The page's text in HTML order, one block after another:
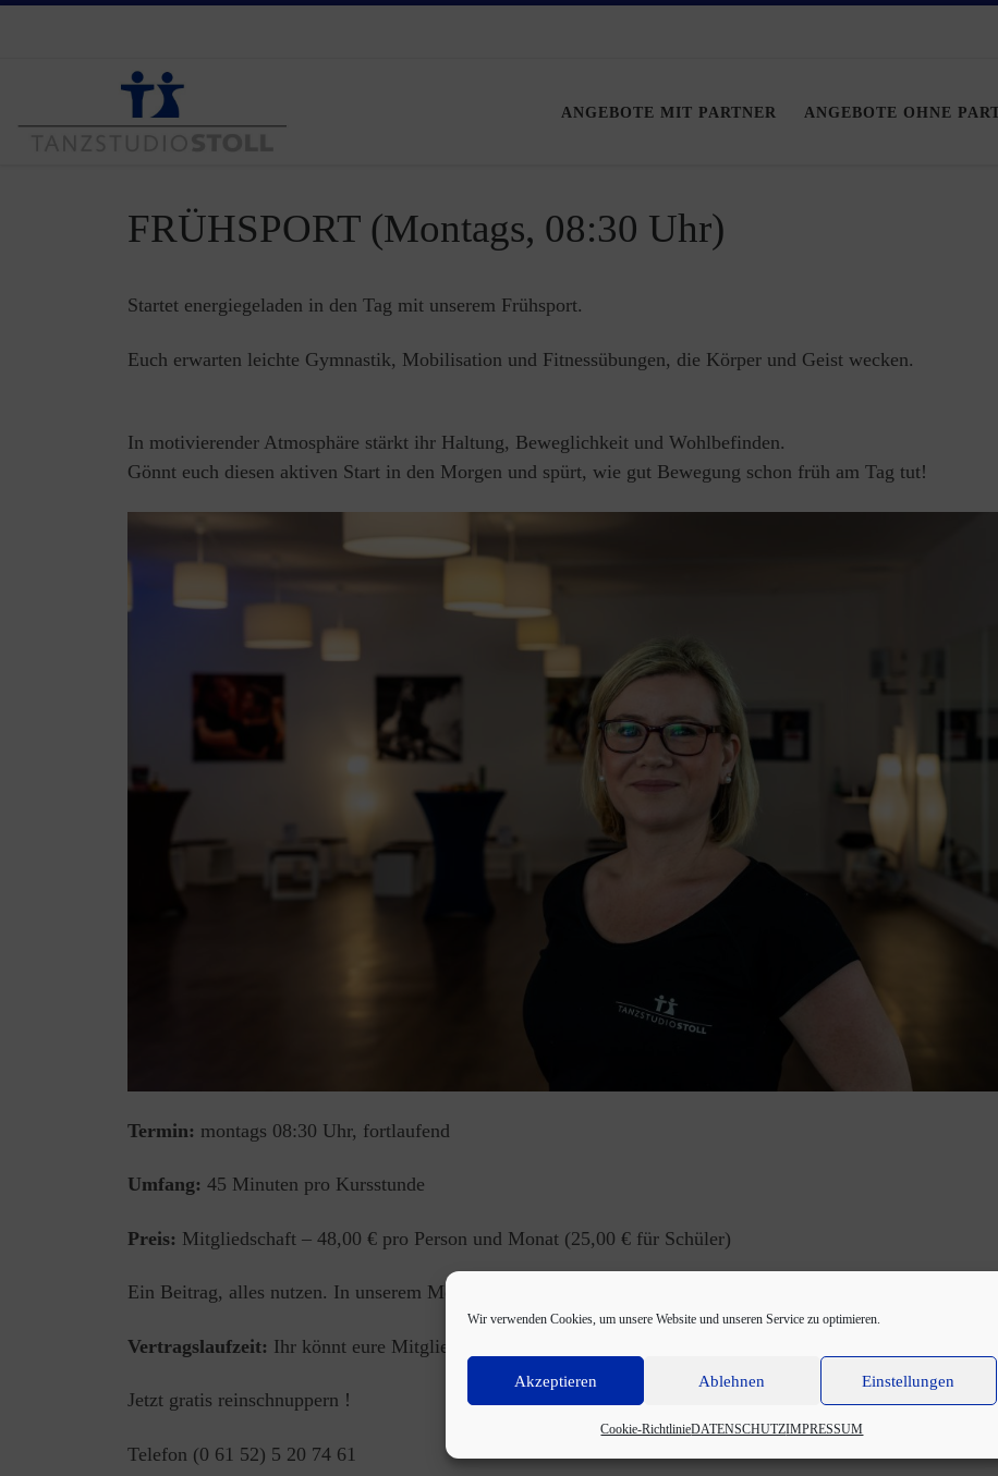
Wir verwenden Cookies, um unsere Website und unseren Service zu optimieren.
Akzeptieren Ablehnen Einstellungen
Cookie-RichtlinieDATENSCHUTZIMPRESSUM
ANGEBOTE MIT PARTNER ANGEBOTE OHNE
FRÜHSPORT (Montags, 08:30 Uhr)
Startet energiegeladen in den Tag mit unserem Frühsport.
Euch erwarten leichte Gymnastik, Mobilisation und Fitnessübungen, die Körper und Geist wecken.
In motivierender Atmosphäre stärkt ihr Haltung, Beweglichkeit und Wohlbefinden.
Gönnt euch diesen aktiven Start in den Morgen und spürt, wie gut Bewegung schon früh am Tag tut!
Termin: montags 08:30 Uhr, fortlaufend
Umfang: 45 Minuten pro Kursstunde
Preis: Mitgliedschaft – 48,00 € pro Person und Monat (25,00 € für Schüler)
Ein Beitrag, alles nutzen. In unserem Monatsbeitrag sind alle dauerhaften Angebote enthalten.
Vertragslaufzeit: Ihr könnt eure Mitgliedschaft monatlich beenden.
Jetzt gratis reinschnuppern !
Telefon (0 61 52) 5 20 74 61